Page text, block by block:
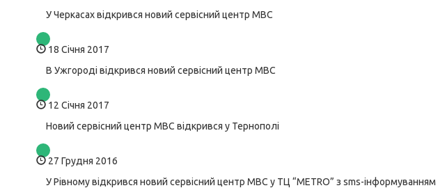
У Черкасах відкрився новий сервісний центр МВС
18 Січня 2017
В Ужгороді відкрився новий сервісний центр МВС
12 Січня 2017
Новий сервісний центр МВС відкрився у Тернополі
27 Грудня 2016
У Рівному відкрився новий сервісний центр МВС у ТЦ “METRO” з sms-